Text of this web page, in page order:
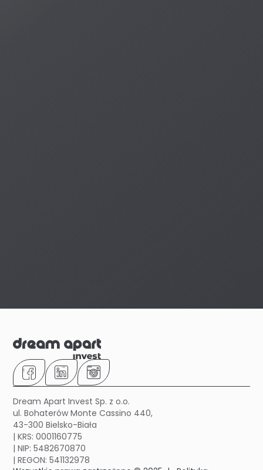
Dream Apart Invest Sp. z o.o.
ul. Bohaterów Monte Cassino 440,
43-300 Bielsko-Biała
| KRS: 0001160775
| NIP: 5482670870
| REGON: 541132978